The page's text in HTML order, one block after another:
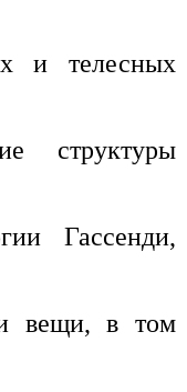
и телесных
структуры
Гассенди,
и вещи, в том